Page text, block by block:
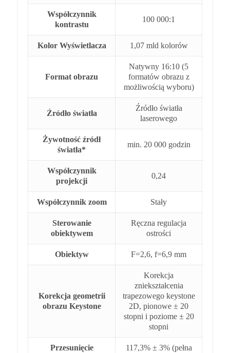
Współczynnik
kontrastu
100 000:1
Kolor Wyświetlacza 1,07 mld kolorów
Format obrazu
Natywny 16:10 (5
formatów obrazu z
możliwością wyboru)
Źródło światła
Źródło światła
laserowego
Żywotność źródł
światła*
min. 20 000 godzin
Współczynnik
projekcji
0,24
Współczynnik zoom Stały
Sterowanie
obiektywem
Ręczna regulacja
ostrości
Obiektyw F=2,6, f=6,9 mm
Korekcja geometrii
obrazu Keystone
Korekcja
zniekształcenia
trapezowego keystone
2D, pionowe ± 20
stopni i poziome ± 20
stopni
Przesunięcie
117,3% ± 3% (pełna